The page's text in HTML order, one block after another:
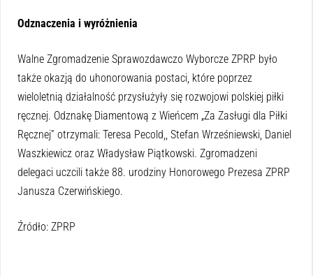
Odznaczenia i wyróżnienia
Walne Zgromadzenie Sprawozdawczo Wyborcze ZPRP było
także okazją do uhonorowania postaci, które poprzez
wieloletnią działalność przysłużyły się rozwojowi polskiej piłki
ręcznej. Odznakę Diamentową z Wieńcem „Za Zasługi dla Piłki
Ręcznej” otrzymali: Teresa Pecold,, Stefan Wrześniewski, Daniel
Waszkiewicz oraz Władysław Piątkowski. Zgromadzeni
delegaci uczcili także 88. urodziny Honorowego Prezesa ZPRP
Janusza Czerwińskiego.
Źródło: ZPRP